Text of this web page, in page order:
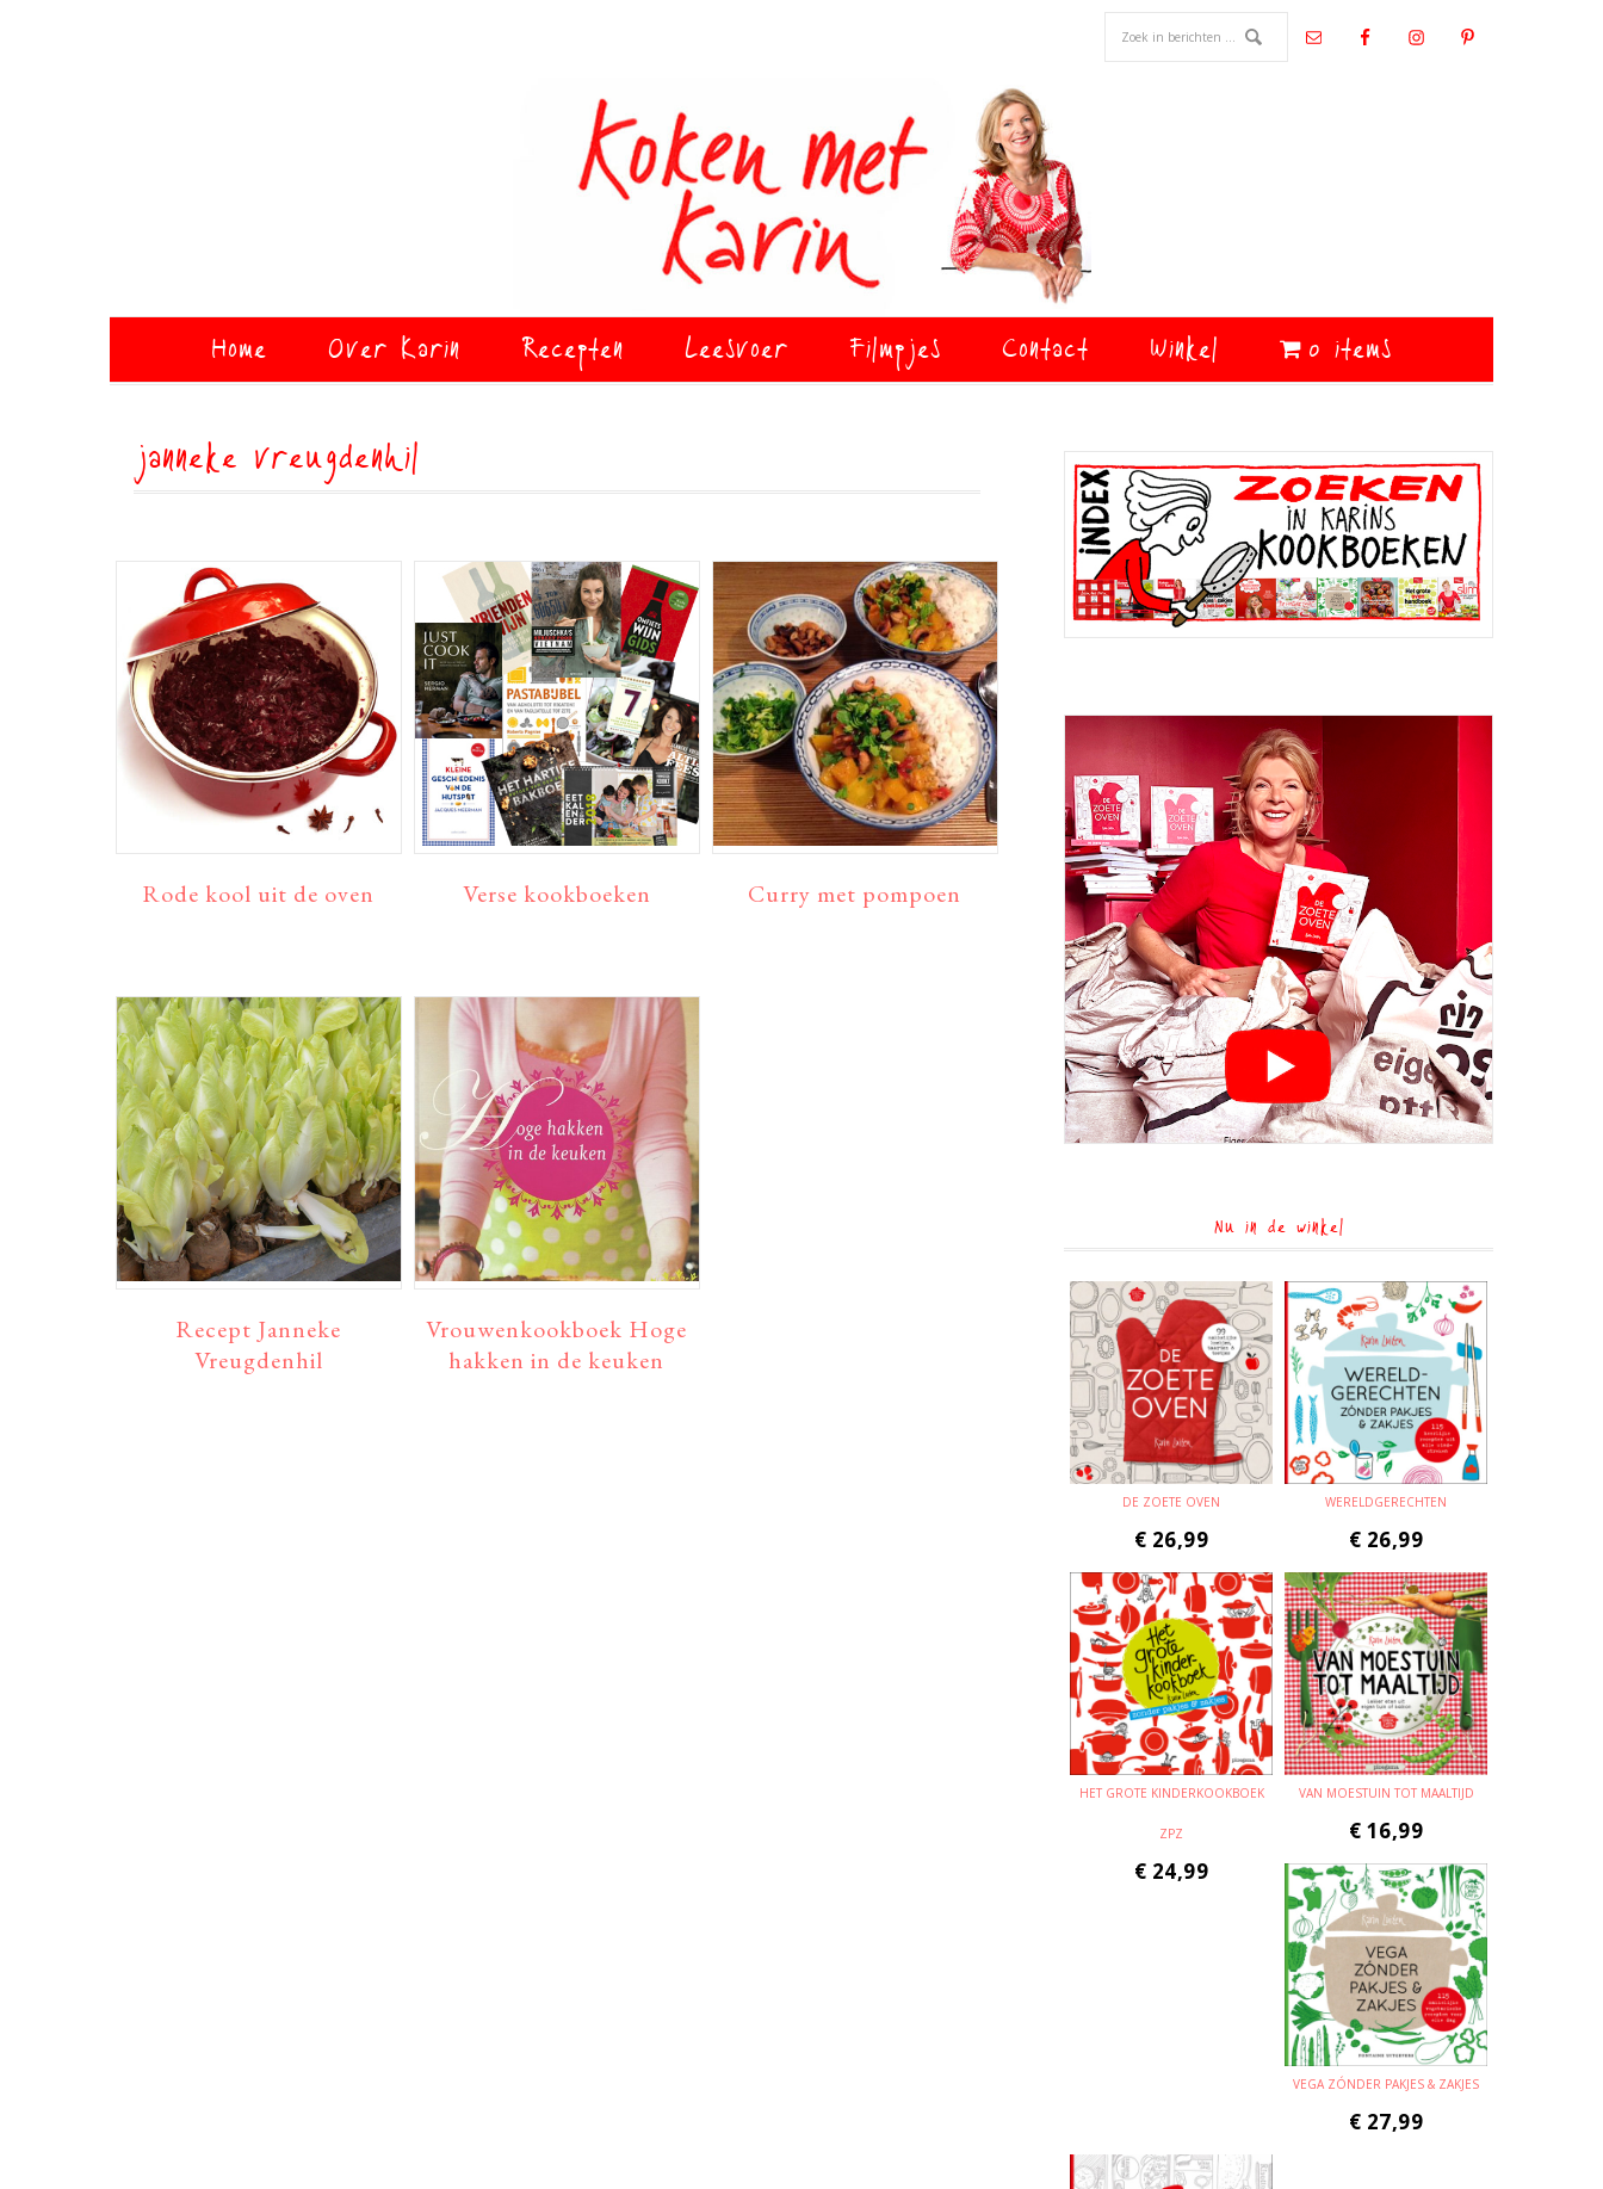
Home Over Karin Recepten Leesvoer Filmpjes Contact Winkel 0 items
janneke vreugdenhil
Rode kool uit de oven Verse kookboeken Curry met pompoen
Recept Janneke
Vreugdenhil
Vrouwenkookboek Hoge
hakken in de keuken
Primaire
Sidebar
Nu in de winkel
DE ZOETE OVEN
€ 26,99
WERELDGERECHTEN
€ 26,99
HET GROTE KINDERKOOKBOEK
ZPZ
€ 24,99
VAN MOESTUIN TOT MAALTIJD
€ 16,99
VEGA ZÓNDER PAKJES & ZAKJES
€ 27,99